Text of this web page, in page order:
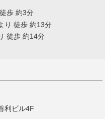
歩 約3分
り 徒歩 約13分
徒歩 約14分
利ビル4F